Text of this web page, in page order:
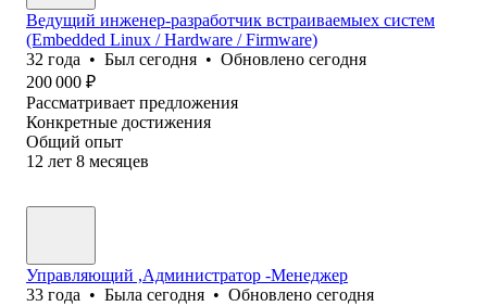
Ведущий инженер-разработчик встраиваемыех систем
(Embedded Linux / Hardware / Firmware)
32 года • Был сегодня • Обновлено сегодня
200 000 ₽
Рассматривает предложения
Конкретные достижения
Общий опыт
12 лет 8 месяцев
Управляющий ,Администратор -Менеджер
33 года • Была сегодня • Обновлено сегодня